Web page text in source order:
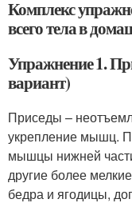
Комплекс
всего тела в
Упражнение 1.
вариант)
Приседы –
укрепление мышц.
мышцы нижней
другие более
бедра и ягодицы,